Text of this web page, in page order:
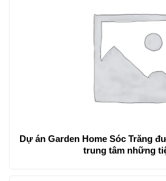
Dự án Garden Home Sóc Trăng
trung tâm những